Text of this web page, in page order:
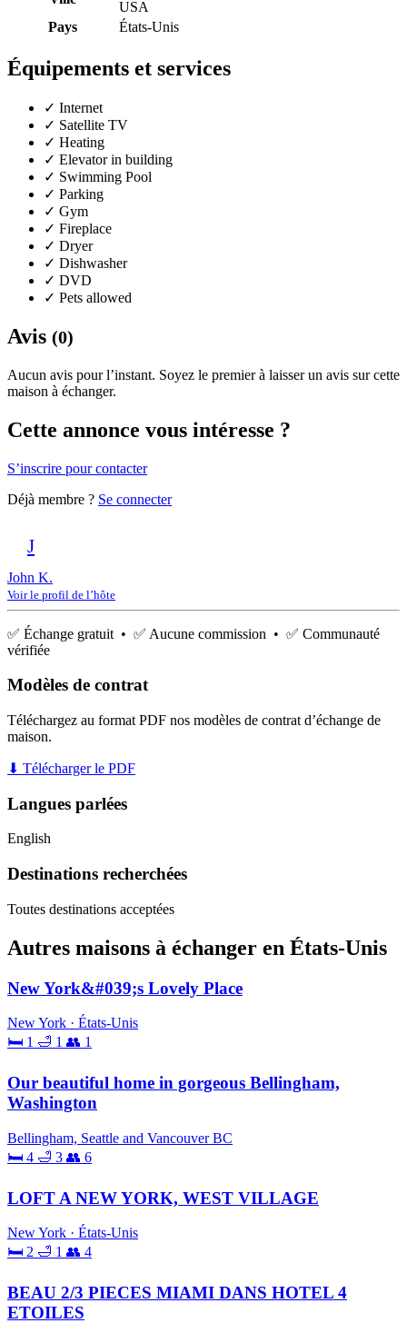
USA
Pays
États-Unis
Équipements et services
✓ Internet
✓ Satellite TV
✓ Heating
✓ Elevator in building
✓ Swimming Pool
✓ Parking
✓ Gym
✓ Fireplace
✓ Dryer
✓ Dishwasher
✓ DVD
✓ Pets allowed
Avis (0)
Aucun avis pour l’instant. Soyez le premier à laisser un avis sur cette
maison à échanger.
Cette annonce vous intéresse ?
S’inscrire pour contacter
Déjà membre ? Se connecter
J
John K.
Voir le profil de l’hôte
✅ Échange gratuit • ✅ Aucune commission • ✅ Communauté
vérifiée
Modèles de contrat
Téléchargez au format PDF nos modèles de contrat d’échange de
maison.
⬇ Télécharger le PDF
Langues parlées
English
Destinations recherchées
Toutes destinations acceptées
Autres maisons à échanger en États-Unis
New York&#039;s Lovely Place
New York · États-Unis
🛏 1 🛁 1 👥 1
Our beautiful home in gorgeous Bellingham,
Washington
Bellingham, Seattle and Vancouver BC
🛏 4 🛁 3 👥 6
LOFT A NEW YORK, WEST VILLAGE
New York · États-Unis
🛏 2 🛁 1 👥 4
BEAU 2/3 PIECES MIAMI DANS HOTEL 4
ETOILES